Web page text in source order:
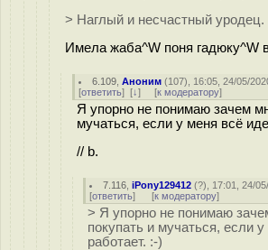
> Наглый и несчастный уродец.
Имела жаба^W поня гадюку^W
6.109 ,Аноним (107), 16:05, 24/05/
[ответить] [↓] [к модератору]
Я упорно не понимаю зачем
мучаться, если у меня всё
// b.
7.116 ,iPony129412 (?), 17:01, 24/
[ответить] [к модератору]
> Я упорно не понимаю
покупать и мучаться, если
работает. :-)